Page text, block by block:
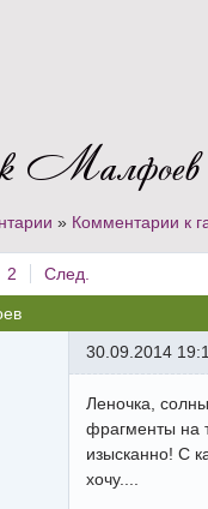
Малфоев
» Комментарии к
2 След.
30.09.2014
Леночка,
фрагменты на
изысканно! С
хочу....